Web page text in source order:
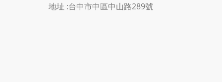
地址 :台中市中區中山路289號